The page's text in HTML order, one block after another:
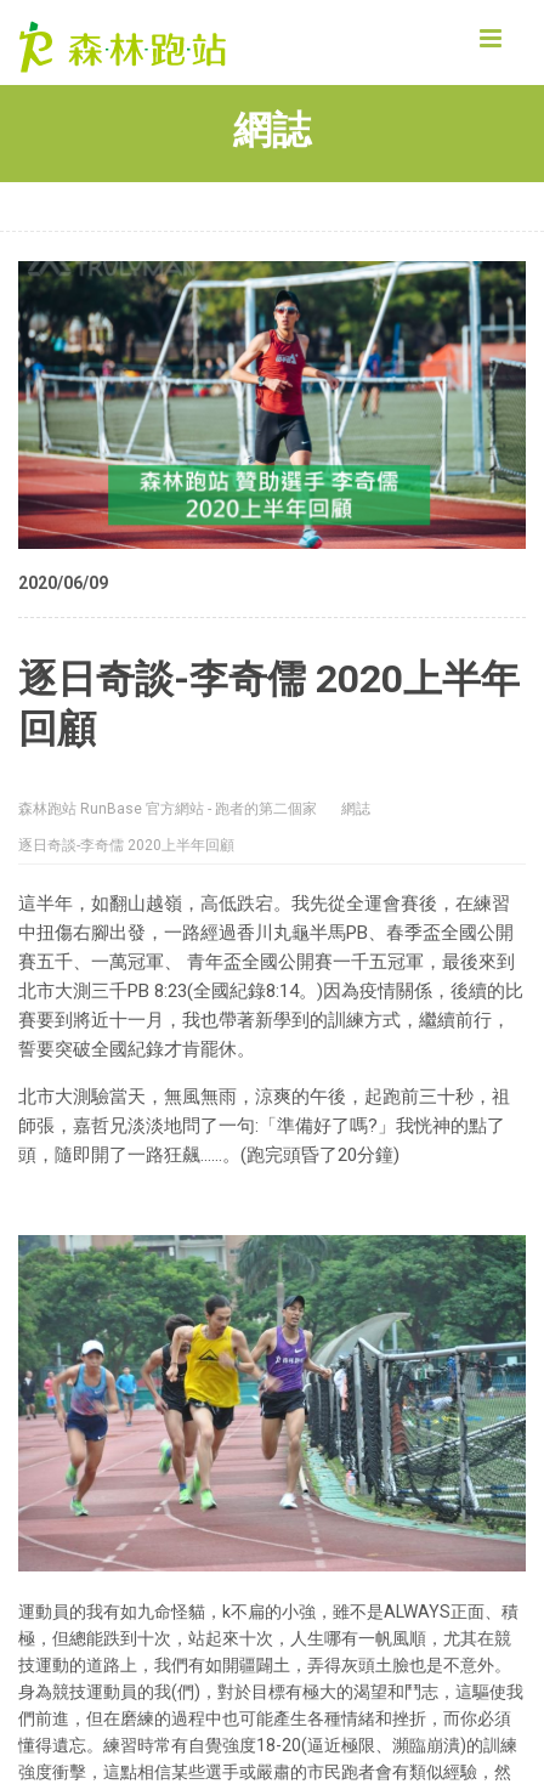
網誌
2020/06/09
逐日奇談-李奇儒 2020上半年
回顧
森林跑站 RunBase 官方網站 - 跑者的第二個家 網誌
逐日奇談-李奇儒 2020上半年回顧
這半年，如翻山越嶺，高低跌宕。我先從全運會賽後，在練習
中扭傷右腳出發，一路經過香川丸龜半馬PB、春季盃全國公開
賽五千、一萬冠軍、 青年盃全國公開賽一千五冠軍，最後來到
北市大測三千PB 8:23(全國紀錄8:14。)因為疫情關係，後續的比
賽要到將近十一月，我也帶著新學到的訓練方式，繼續前行，
誓要突破全國紀錄才肯罷休。
北市大測驗當天，無風無雨，涼爽的午後，起跑前三十秒，祖
師張，嘉哲兄淡淡地問了一句:「準備好了嗎?」我恍神的點了
頭，隨即開了一路狂飆……。(跑完頭昏了20分鐘)
運動員的我有如九命怪貓，k不扁的小強，雖不是ALWAYS正面、積
極，但總能跌到十次，站起來十次，人生哪有一帆風順，尤其在競
技運動的道路上，我們有如開疆闢土，弄得灰頭土臉也是不意外。
身為競技運動員的我(們)，對於目標有極大的渴望和鬥志，這驅使我
們前進，但在磨練的過程中也可能產生各種情緒和挫折，而你必須
懂得遺忘。練習時常有自覺強度18-20(逼近極限、瀕臨崩潰)的訓練
強度衝擊，這點相信某些選手或嚴肅的市民跑者會有類似經驗，然